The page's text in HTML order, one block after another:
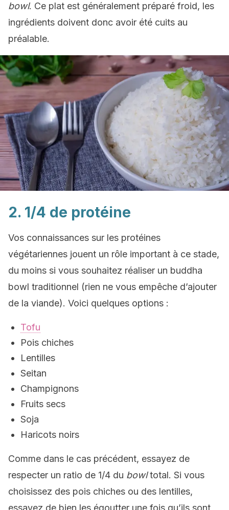
bowl. Ce plat est généralement préparé froid, les
ingrédients doivent donc avoir été cuits au
préalable.
2. 1/4 de protéine
Vos connaissances sur les protéines
végétariennes jouent un rôle important à ce stade,
du moins si vous souhaitez réaliser un buddha
bowl traditionnel (rien ne vous empêche d’ajouter
de la viande). Voici quelques options :
Tofu
Pois chiches
Lentilles
Seitan
Champignons
Fruits secs
Soja
Haricots noirs
Comme dans le cas précédent, essayez de
respecter un ratio de 1/4 du bowltotal. Si vous
choisissez des pois chiches ou des lentilles,
essayez de bien les égoutter une fois qu’ils sont